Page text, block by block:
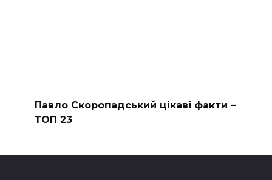
Павло Скоропадський цікаві факти –
ТОП 23